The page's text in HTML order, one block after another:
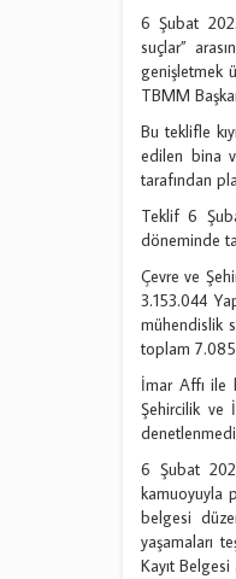
6 Şubat
suçlar”
genişletmek
TBMM
Bu teklifle
edilen bina
tarafından
Teklif 6
döneminde
Çevre ve
3.153.044
mühendislik
toplam
İmar Affı ile
Şehircilik ve
6 Şubat
kamuoyuyla
belgesi
yaşamaları
Kayıt Belgesi